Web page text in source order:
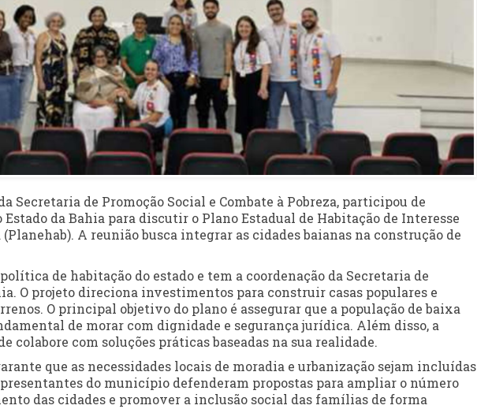
Secretaria de Promoção Social e Combate à Pobreza, participou de
da Bahia para discutir o Plano Estadual de Habitação de Interesse
A reunião busca integrar as cidades baianas na construção de
de habitação do estado e tem a coordenação da Secretaria de
O projeto direciona investimentos para construir casas populares e
O principal objetivo do plano é assegurar que a população de baixa
de morar com dignidade e segurança jurídica. Além disso, a
colabore com soluções práticas baseadas na sua realidade.
que as necessidades locais de moradia e urbanização sejam incluídas
do município defenderam propostas para ampliar o número
das cidades e promover a inclusão social das famílias de forma